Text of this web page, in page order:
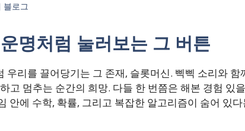
블로그
명처럼 눌러보는 그 버튼
우리를 끌어당기는 그 존재, 슬롯머신. 삑삑 소리와 함
하고 멈추는 순간의 희망. 다들 한 번쯤은 해본 경험 있
안에 수학, 확률, 그리고 복잡한 알고리즘이 숨어 있